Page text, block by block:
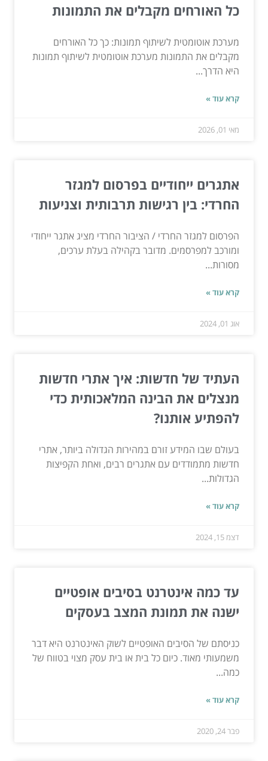
כל האורחים מקבלים את התמונות
מערכת אוטומטית לשיתוף תמונות: כך כל האורחים
מקבלים את התמונות מערכת אוטומטית לשיתוף תמונות
היא הדרך...
קרא עוד »
מאי 01, 2026
אתגרים ייחודיים בפרסום למגזר
החרדי: בין רגישות תרבותית וצניעות
הפרסום למגזר החרדי / הציבור החרדי מציג אתגר ייחודי
ומורכב למפרסמים. מדובר בקהילה בעלת ערכים,
מסורות...
קרא עוד »
אוג 01, 2024
העתיד של חדשות: איך אתרי חדשות
מנצלים את הבינה המלאכותית כדי
להפתיע אותנו?
בעולם שבו המידע זורם במהירות הגדולה ביותר, אתרי
חדשות מתמודדים עם אתגרים רבים, ואחת הקפיצות
הגדולות...
קרא עוד »
דצמ 15, 2024
עד כמה אינטרנט בסיבים אופטיים
ישנה את תמונת המצב בעסקים
כניסתם של הסיבים האופטיים לשוק האינטרנט היא דבר
משמעותי מאוד. כיום כל בית או בית עסק מצוי בטווח של
כמה...
קרא עוד »
פבר 24, 2020